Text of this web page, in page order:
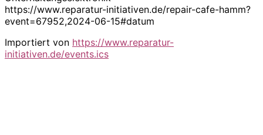
https://www.reparatur-initiativen.de/repair-cafe-hamm?
event=67952,2024-06-15#datum
Importiert von https://www.reparatur-
initiativen.de/events.ics